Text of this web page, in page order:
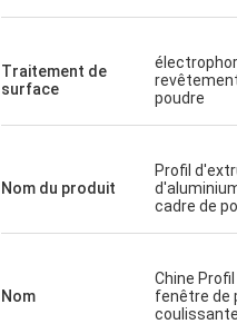
Traitement de
surface
poudre
Nom du produit
Profil
cadre de
Nom
Chine
fenêtre de